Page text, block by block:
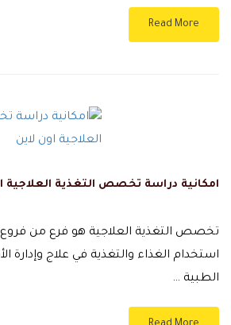
Read More
امكانية دراسة تخصص التغذية العلاجية
تخصص التغذية العلاجية هو فرع من
استخدام الغذاء والتغذية في علاج وإدارة
الطبية …